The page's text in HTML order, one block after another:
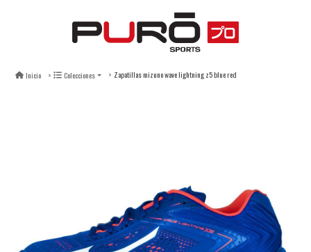
Inicio Colecciones Zapatillas mizuno wave lightning z5 blue red